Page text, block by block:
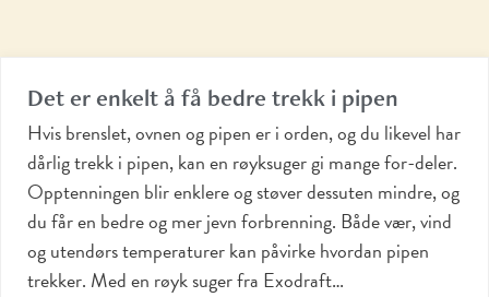
Det er enkelt å få bedre trekk i pipen
Hvis brenslet, ovnen og pipen er i orden, og du likevel har
dårlig trekk i pipen, kan en røyksuger gi mange for-deler.
Opptenningen blir enklere og støver dessuten mindre, og
du får en bedre og mer jevn forbrenning. Både vær, vind
og utendørs temperaturer kan påvirke hvordan pipen
trekker. Med en røyk suger fra Exodraft…